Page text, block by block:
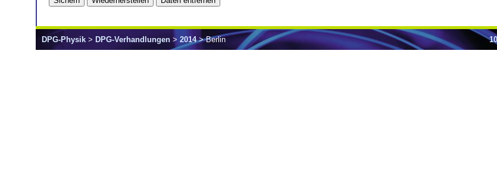
DPG-Physik > DPG-Verhandlungen > 2014> Berlin